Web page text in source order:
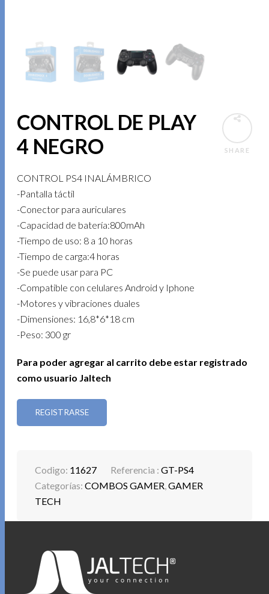
SHARE
CONTROL DE PLAY
4 NEGRO
CONTROL PS4 INALÁMBRICO
-Pantalla táctil
-Conector para auriculares
-Capacidad de batería:800mAh
-Tiempo de uso: 8 a 10 horas
-Tiempo de carga:4 horas
-Se puede usar para PC
-Compatible con celulares Android y Iphone
-Motores y vibraciones duales
-Dimensiones: 16,8*6*18 cm
-Peso: 300 gr
Para poder agregar al carrito debe estar registrado
como usuario Jaltech
REGISTRARSE
Codigo: 11627 Referencia :GT-PS4
Categorías:COMBOS GAMER,GAMER
TECH